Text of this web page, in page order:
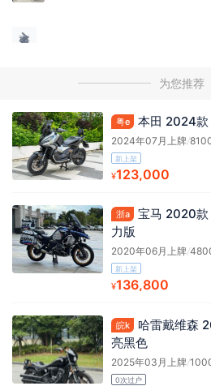
为您推荐
粤e 本田 2024
2024年07月上牌/
新上架
¥123,000
浙a
宝马 2020
力版
2020年06月上牌/
新上架
¥136,800
皖k
哈雷戴维森
亮黑色
2025年03月上牌/
0次过户